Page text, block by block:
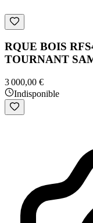
RQUE BOIS
TOURNANT
3 000,00 €
Indisponible